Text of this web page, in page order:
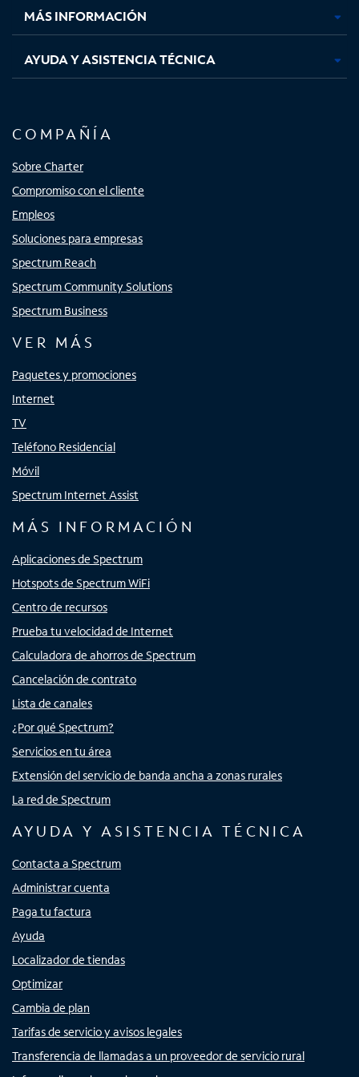
MÁS INFORMACIÓN
AYUDA Y ASISTENCIA TÉCNICA
COMPAÑÍA
Sobre Charter
Compromiso con el cliente
Empleos
Soluciones para empresas
Spectrum Reach
Spectrum Community Solutions
Spectrum Business
VER MÁS
Paquetes y promociones
Internet
TV
Teléfono Residencial
Móvil
Spectrum Internet Assist
MÁS INFORMACIÓN
Aplicaciones de Spectrum
Hotspots de Spectrum WiFi
Centro de recursos
Prueba tu velocidad de Internet
Calculadora de ahorros de Spectrum
Cancelación de contrato
Lista de canales
¿Por qué Spectrum?
Servicios en tu área
Extensión del servicio de banda ancha a zonas rurales
La red de Spectrum
AYUDA Y ASISTENCIA TÉCNICA
Contacta a Spectrum
Administrar cuenta
Paga tu factura
Ayuda
Localizador de tiendas
Optimizar
Cambia de plan
Tarifas de servicio y avisos legales
Transferencia de llamadas a un proveedor de servicio rural